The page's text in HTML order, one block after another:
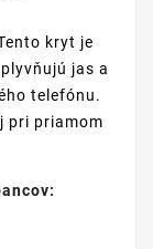
kryt je
jas a
telefónu.
pri priamom